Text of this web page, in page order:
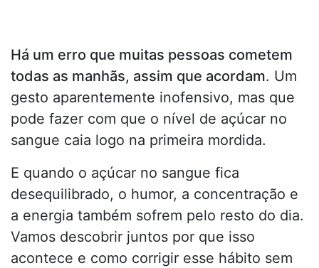
Há um erro que muitas pessoas cometem
todas as manhãs, assim que acordam. Um
gesto aparentemente inofensivo, mas que
pode fazer com que o nível de açúcar no
sangue caia logo na primeira mordida.
E quando o açúcar no sangue fica
desequilibrado, o humor, a concentração e
a energia também sofrem pelo resto do dia.
Vamos descobrir juntos por que isso
acontece e como corrigir esse hábito sem